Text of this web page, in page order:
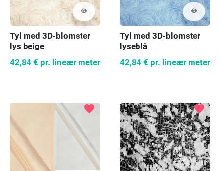
visibility
Tyl med 3D-blomster
lys beige
42,84 € pr. lineær meter
visibility
Tyl med 3D-blomster
lyseblå
42,84 € pr. lineær meter
favorite favorite